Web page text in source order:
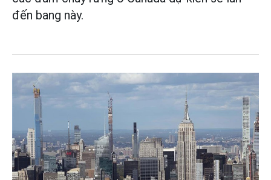
đến bang này.